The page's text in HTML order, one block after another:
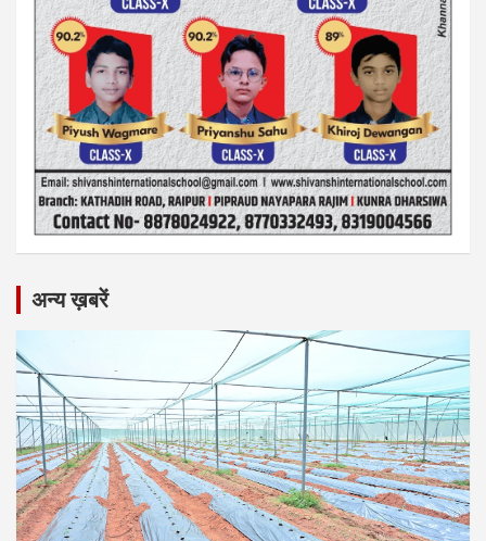
अन्य ख़बरें